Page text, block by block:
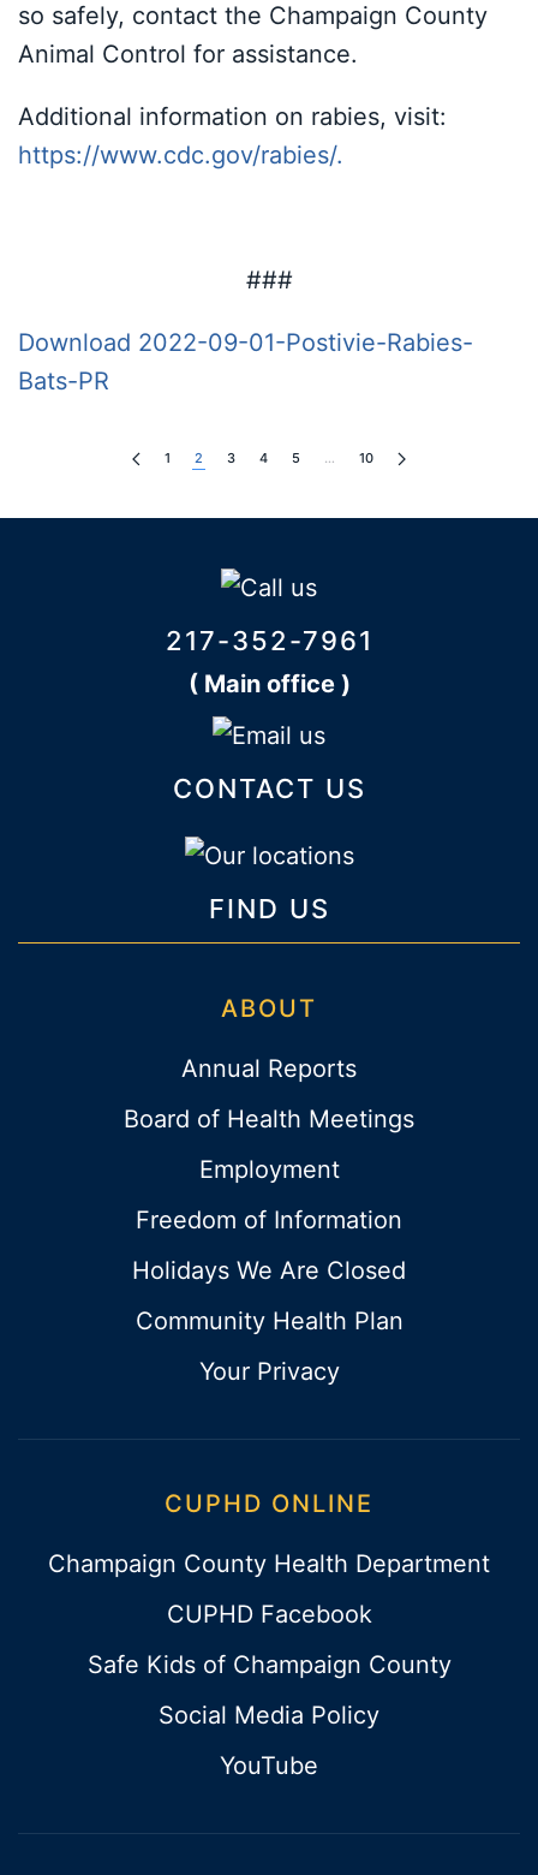
so safely, contact the Champaign County
Animal Control for assistance.
Additional information on rabies, visit:
https://www.cdc.gov/rabies/.
###
Download 2022-09-01-Postivie-Rabies-
Bats-PR
1 2 3 4 5 … 10
217-352-7961
( Main office )
CONTACT US
FIND US
ABOUT
Annual Reports
Board of Health Meetings
Employment
Freedom of Information
Holidays We Are Closed
Community Health Plan
Your Privacy
CUPHD ONLINE
Champaign County Health Department
CUPHD Facebook
Safe Kids of Champaign County
Social Media Policy
YouTube